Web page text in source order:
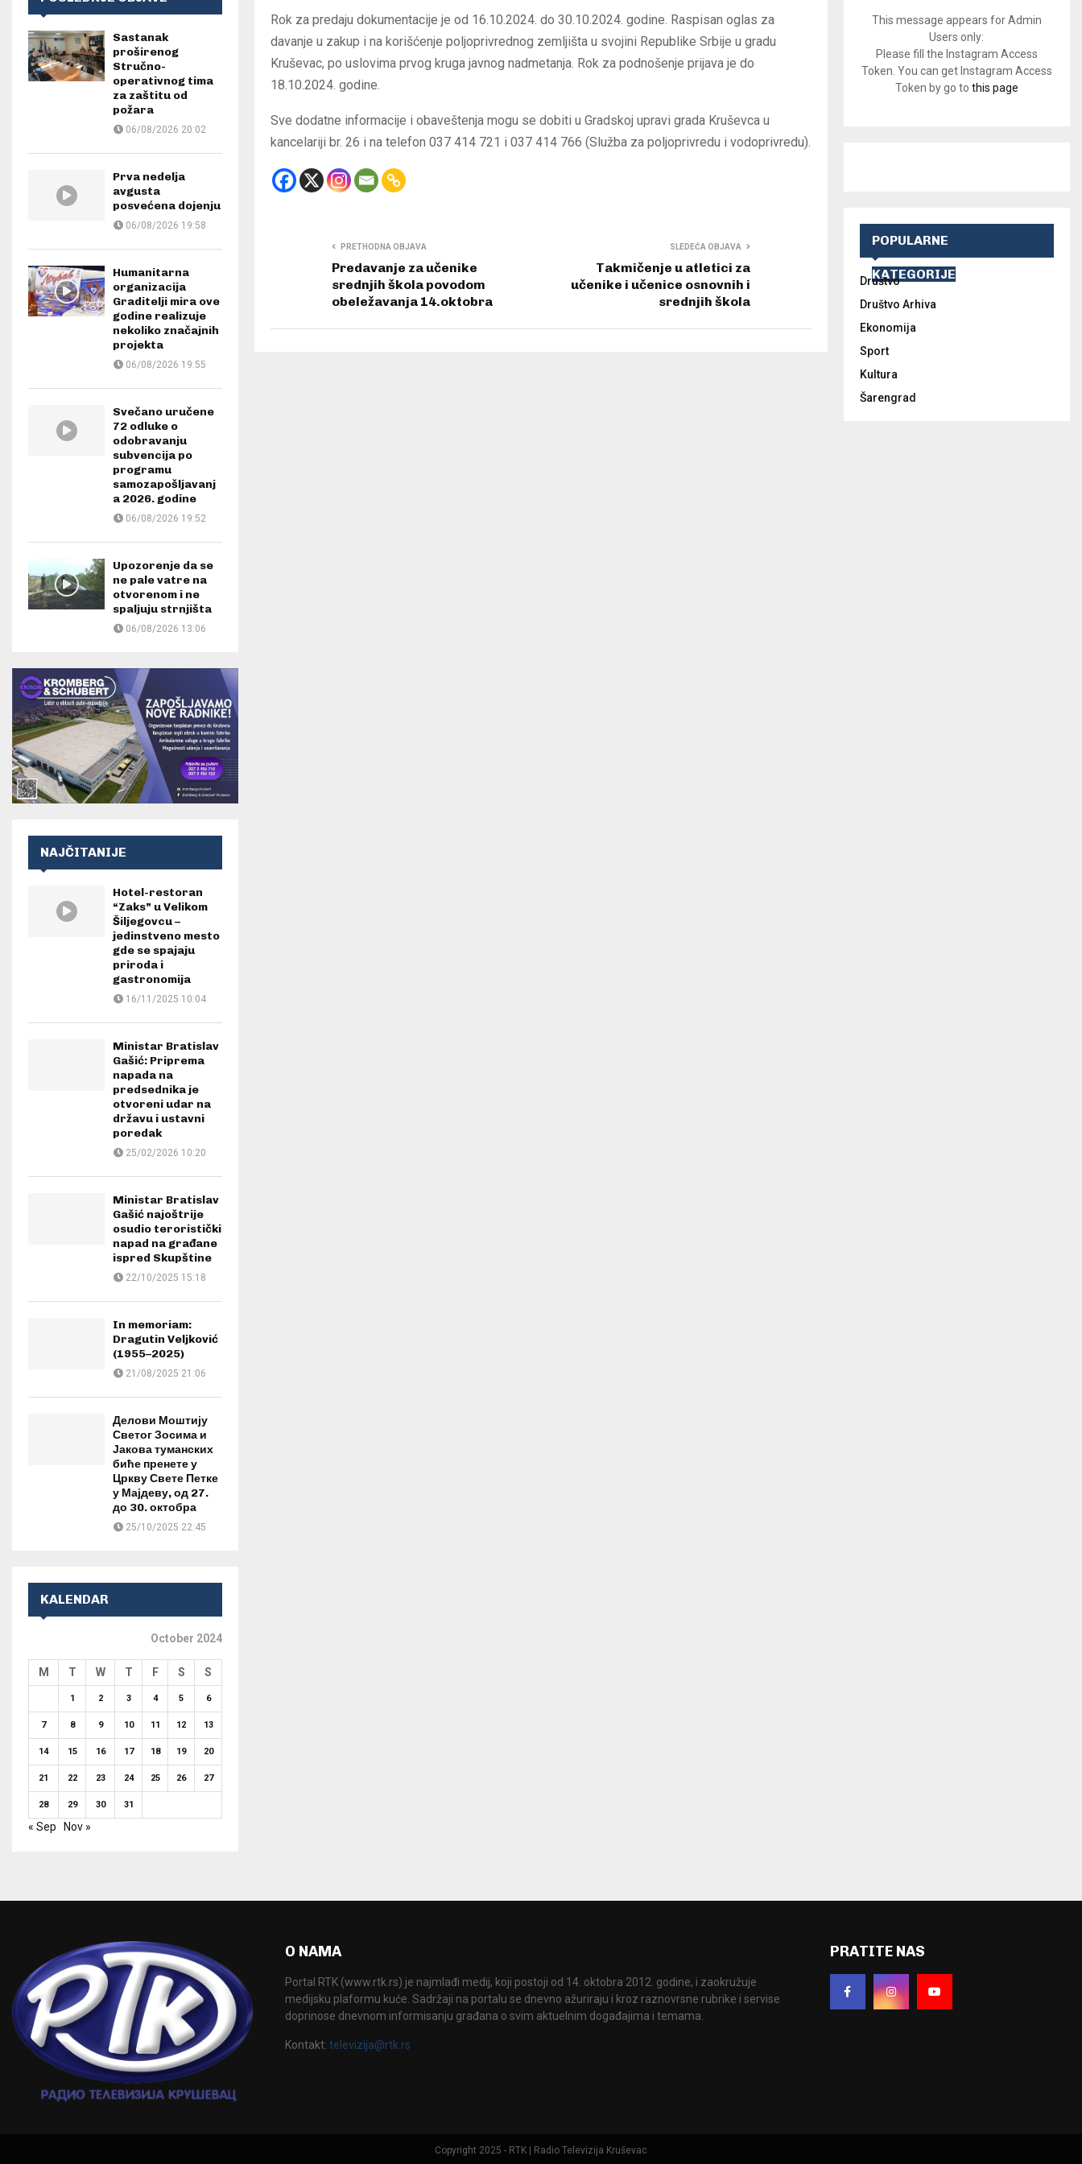
Rok za predaju dokumentacije je od 16.10.2024. do 30.10.2024. godine. Raspisan oglas za
davanje u zakup i na korišćenje poljoprivrednog zemljišta u svojini Republike Srbije u gradu
Kruševac, po uslovima prvog kruga javnog nadmetanja. Rok za podnošenje prijava je do
18.10.2024. godine.
Sve dodatne informacije i obaveštenja mogu se dobiti u Gradskoj upravi grada Kruševca u
kancelariji br. 26 i na telefon 037 414 721 i 037 414 766 (Služba za poljoprivredu i vodoprivredu).
PRETHODNA OBJAVA
Predavanje za učenike
srednjih škola povodom
obeležavanja 14.oktobra
SLEDEĆA OBJAVA
Takmičenje u atletici za
učenike i učenice osnovnih i
srednjih škola
Sastanak
proširenog
Stručno-
operativnog tima
za zaštitu od
požara
06/08/2026 20:02
Prva nedelja
avgusta
posvećena dojenju
06/08/2026 19:58
Humanitarna
organizacija
Graditelji mira ove
godine realizuje
nekoliko značajnih
projekta
06/08/2026 19:55
Svečano uručene
72 odluke o
odobravanju
subvencija po
programu
samozapošljavanj
a 2026. godine
06/08/2026 19:52
Upozorenje da se
ne pale vatre na
otvorenom i ne
spaljuju strnjišta
06/08/2026 13:06
NAJČITANIJE
Hotel-restoran
“Zaks” u Velikom
Šiljegovcu –
jedinstveno mesto
gde se spajaju
priroda i
gastronomija
16/11/2025 10:04
Ministar Bratislav
Gašić: Priprema
napada na
predsednika je
otvoreni udar na
državu i ustavni
poredak
25/02/2026 10:20
Ministar Bratislav
Gašić najoštrije
osudio teroristički
napad na građane
ispred Skupštine
22/10/2025 15:18
In memoriam:
Dragutin Veljković
(1955–2025)
21/08/2025 21:06
Делови Моштију
Светог Зосима и
Јакова туманских
биће пренете у
Цркву Свете Петке
у Мајдеву, од 27.
до 30. октобра
25/10/2025 22:45
KALENDAR
October 2024
M T W T F S S
1 2 3 4 5 6
7 8 9 10 11 12 13
14 15 16 17 18 19 20
21 22 23 24 25 26 27
28 29 30 31
« Sep Nov »
This message appears for Admin
Users only:
Please fill the Instagram Access
Token. You can get Instagram Access
Token by go to this page
POPULARNE
KATEGORIJE
Društvo
Društvo Arhiva
Ekonomija
Sport
Kultura
Šarengrad
O NAMA
Portal RTK (www.rtk.rs) je najmlađi medij, koji postoji od 14. oktobra 2012. godine, i zaokružuje
medijsku plaformu kuće. Sadržaji na portalu se dnevno ažuriraju i kroz raznovrsne rubrike i servise
doprinose dnevnom informisanju građana o svim aktuelnim događajima i temama.
Kontakt: televizija@rtk.rs
PRATITE NAS
Copyright 2025 - RTK | Radio Televizija Kruševac